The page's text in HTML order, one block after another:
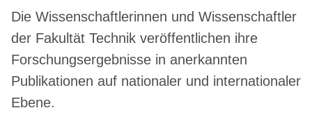
Die Wissenschaftlerinnen und Wissenschaftler
der Fakultät Technik veröffentlichen ihre
Forschungsergebnisse in anerkannten
Publikationen auf nationaler und internationaler
Ebene.